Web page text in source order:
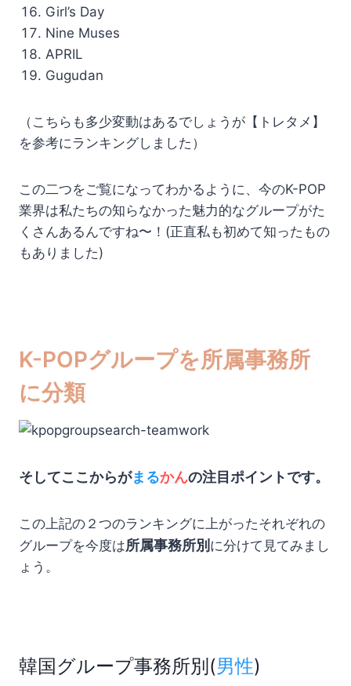
Girl’s Day
Nine Muses
APRIL
Gugudan
（こちらも多少変動はあるでしょうが【トレタメ】
を参考にランキングしました）
この二つをご覧になってわかるように、今のK-POP
業界は私たちの知らなかった魅力的なグループがた
くさんあるんですね〜！(正直私も初めて知ったもの
もありました)
K-POPグループを所属事務所
に分類
そしてここからがまるかんの注目ポイントです。
この上記の２つのランキングに上がったそれぞれの
グループを今度は所属事務所別 に分けて見てみまし
ょう。
韓国グループ事務所別(男性)